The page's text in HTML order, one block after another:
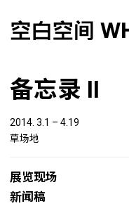
备忘录 II
2014. 3.1 – 4.19
草场地
展览现场
新闻稿